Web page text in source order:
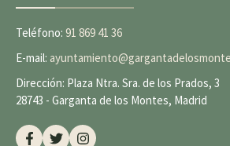
Teléfono: 91 869 41 36
E-mail:
Dirección: Plaza Ntra. Sra. de los Prados, 3
28743 - Garganta de los Montes, Madrid